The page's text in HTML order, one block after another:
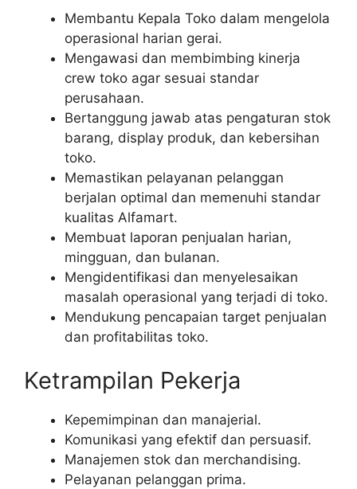
Membantu Kepala Toko dalam mengelola
operasional harian gerai.
Mengawasi dan membimbing kinerja
crew toko agar sesuai standar
perusahaan.
Bertanggung jawab atas pengaturan stok
barang, display produk, dan kebersihan
toko.
Memastikan pelayanan pelanggan
berjalan optimal dan memenuhi standar
kualitas Alfamart.
Membuat laporan penjualan harian,
mingguan, dan bulanan.
Mengidentifikasi dan menyelesaikan
masalah operasional yang terjadi di toko.
Mendukung pencapaian target penjualan
dan profitabilitas toko.
Ketrampilan Pekerja
Kepemimpinan dan manajerial.
Komunikasi yang efektif dan persuasif.
Manajemen stok dan merchandising.
Pelayanan pelanggan prima.